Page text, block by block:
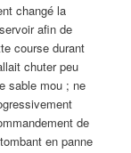
changé la
afin de
course durant
chuter peu
sable mou ; ne
de
en panne